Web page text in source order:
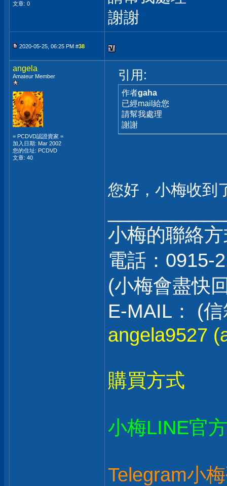
文章: 0
謝謝
2020-05-25, 06:25 PM #38
angela
Amateur Member
= PCDVD認證賣家 =
加入日期: Mar 2002
您的住址: PCDVD
文章: 40
引用:
作者gaha
已經mail給您
請幫我處理
謝謝
您好，小梅收到
小梅的聯絡
電話：0915-
(小梅會盡快
E-MAIL： (
angela9527
購買方式
小梅LINE官
Telegram小